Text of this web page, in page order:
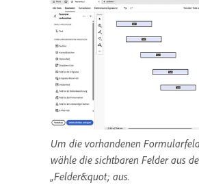
Um die vorhandenen
wähle die sichtbaren Felder aus
„Felder&quot; aus.